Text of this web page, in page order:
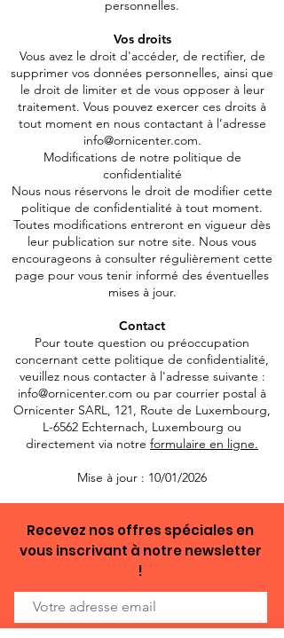
personnelles.
Vos droits
Vous avez le droit d'accéder, de rectifier, de
supprimer vos données personnelles, ainsi que
le droit de limiter et de vous opposer à leur
traitement. Vous pouvez exercer ces droits à
tout moment en nous contactant à l’adresse
info@ornicenter.com.
Modifications de notre politique de
confidentialité
Nous nous réservons le droit de modifier cette
politique de confidentialité à tout moment.
Toutes modifications entreront en vigueur dès
leur publication sur notre site. Nous vous
encourageons à consulter régulièrement cette
page pour vous tenir informé des éventuelles
mises à jour.
Contact
Pour toute question ou préoccupation
concernant cette politique de confidentialité,
veuillez nous contacter à l'adresse suivante :
info@ornicenter.com ou par courrier postal à
Ornicenter SARL, 121, Route de Luxembourg,
L-6562 Echternach, Luxembourg ou
directement via notre formulaire en ligne.
Mise à jour : 10/01/2026
Recevez nos offres spéciales en
vous inscrivant à notre newsletter
!